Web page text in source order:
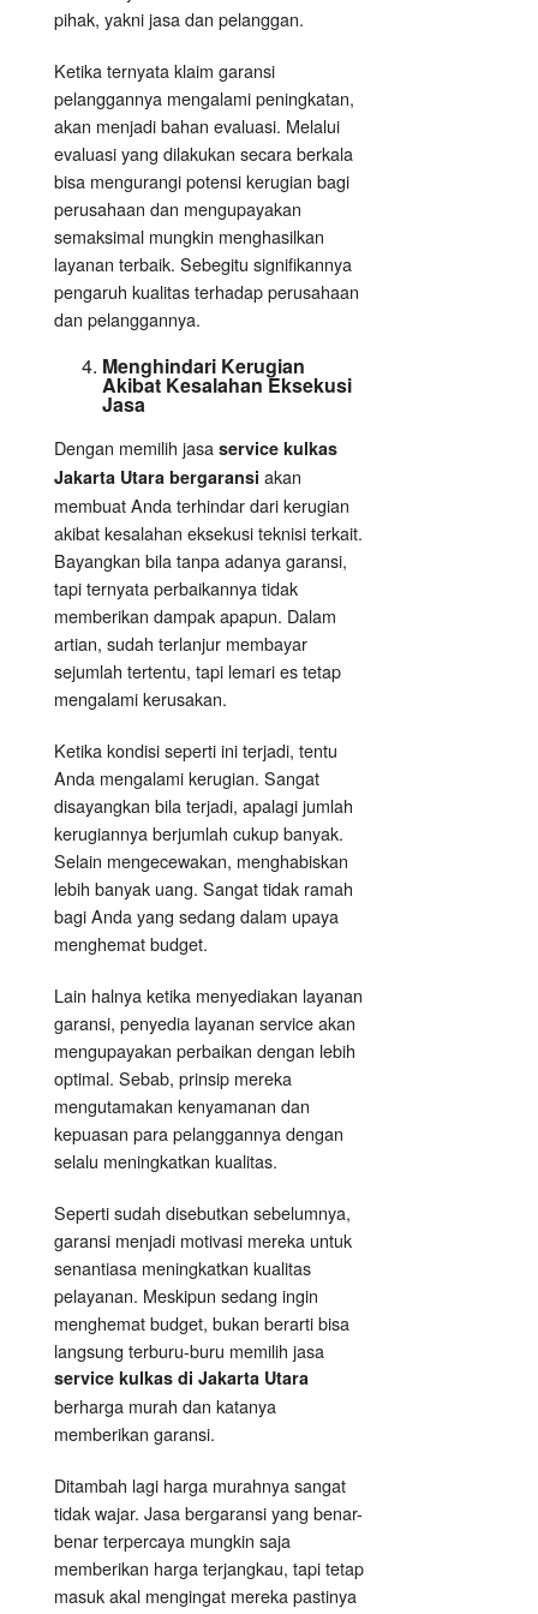
pihak, yakni jasa dan pelanggan.
Ketika ternyata klaim garansi
pelanggannya mengalami peningkatan,
akan menjadi bahan evaluasi. Melalui
evaluasi yang dilakukan secara berkala
bisa mengurangi potensi kerugian bagi
perusahaan dan mengupayakan
semaksimal mungkin menghasilkan
layanan terbaik. Sebegitu signifikannya
pengaruh kualitas terhadap perusahaan
dan pelanggannya.
Menghindari Kerugian
Akibat KesalahanEksekusi
Jasa
Dengan memilih jasa service kulkas
Jakarta Utara bergaransi akan
membuat Anda terhindar dari kerugian
akibat kesalahan eksekusi teknisi terkait.
Bayangkan bila tanpa adanya garansi,
tapi ternyata perbaikannya tidak
memberikan dampak apapun. Dalam
artian, sudah terlanjur membayar
sejumlah tertentu, tapi lemari es tetap
mengalami kerusakan.
Ketika kondisi seperti ini terjadi, tentu
Anda mengalami kerugian. Sangat
disayangkan bila terjadi, apalagi jumlah
kerugiannya berjumlah cukup banyak.
Selain mengecewakan, menghabiskan
lebih banyak uang. Sangat tidak ramah
bagi Anda yang sedang dalam upaya
menghemat budget.
Lain halnya ketika menyediakan layanan
garansi, penyedia layanan service akan
mengupayakan perbaikan dengan lebih
optimal. Sebab, prinsip mereka
mengutamakan kenyamanan dan
kepuasan para pelanggannya dengan
selalu meningkatkan kualitas.
Seperti sudah disebutkan sebelumnya,
garansi menjadi motivasi mereka untuk
senantiasa meningkatkan kualitas
pelayanan. Meskipun sedang ingin
menghemat budget, bukan berarti bisa
langsung terburu-buru memilih jasa
service kulkas di Jakarta Utara
berharga murah dan katanya
memberikan garansi.
Ditambah lagi harga murahnya sangat
tidak wajar. Jasa bergaransi yang benar-
benar terpercaya mungkin saja
memberikan harga terjangkau, tapi tetap
masuk akal mengingat mereka pastinya